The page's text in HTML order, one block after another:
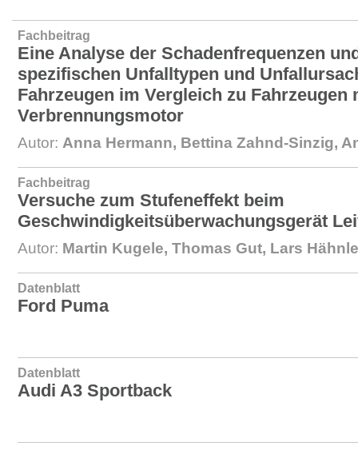
Fachbeitrag
Eine Analyse der Schadenfrequenzen
spezifischen Unfalltypen und
Fahrzeugen im Vergleich zu Fahrzeugen
Verbrennungsmotor
Autor: Anna Hermann, Bettina Zahnd-Sinzig,
Fachbeitrag
Versuche zum Stufeneffekt beim
Geschwindigkeitsüberwachungsgerät
Autor: Martin Kugele, Thomas Gut, Lars Hähnle
Datenblatt
Ford Puma
Datenblatt
Audi A3 Sportback